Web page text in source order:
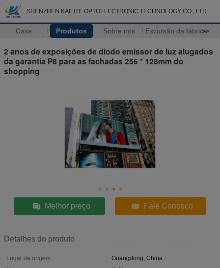
SHENZHEN KAILITE OPTOELECTRONIC TECHNOLOGY CO., LTD
Casa Produtos Sobre nós Excursão da fábrica
>>
2 anos de exposições de diodo emissor de luz alugados
da garantia P8 para as fachadas 256 * 128mm do
shopping
Melhor preço Fale Conosco
Detalhes do produto
Lugar de origem:
Guangdong, China